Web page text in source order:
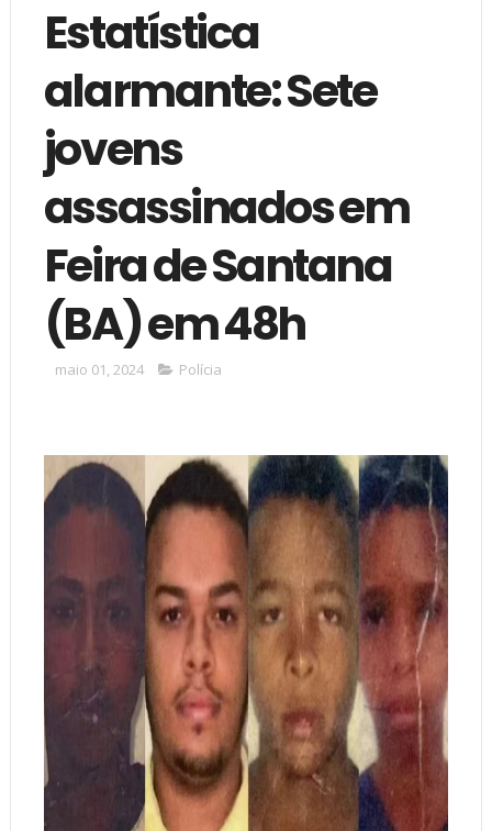
Estatística
alarmante: Sete
jovens
assassinados em
Feira de Santana
(BA) em 48h
maio 01, 2024 Polícia